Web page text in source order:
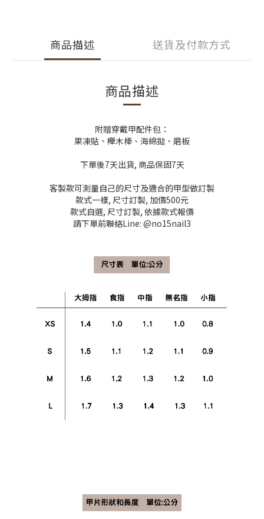
商品描述 送貨及付款方式
商品描述
附贈穿戴甲配件包：
果凍貼、櫸木棒、海綿拋、磨板
下單後7天出貨, 商品保固7天
客製款可測量自己的尺寸及適合的甲型做訂製
款式一樣, 尺寸訂製, 加價500元
款式自選, 尺寸訂製, 依據款式報價
請下單前聯絡Line: @no15nail3